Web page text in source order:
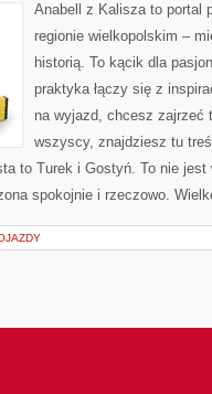
Anabell z Kalisza to portal
regionie wielkopolskim –
historią. To kącik dla
praktyka łączy się z
na wyjazd, chcesz zajrzeć
wszyscy, znajdziesz tu
to Turek i Gostyń. To nie jest
spokojnie i rzeczowo.